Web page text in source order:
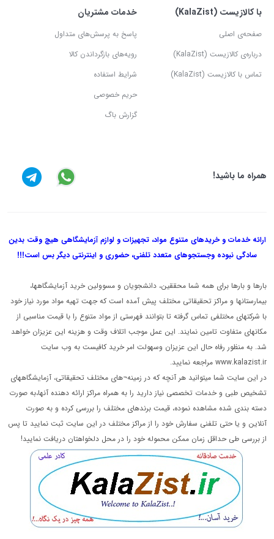
با کالازیست (KalaZist)
صفحه‌ی اصلی
درباره‌ی کالازیست (KalaZist)
تماس با کالازیست (KalaZist)
خدمات مشتریان
پاسخ به پرسش‌های متداول
رویه‌های بازگرداندن کالا
شرایط استفاده
حریم خصوصی
گزارش باگ
همراه ما باشید!
ارائه خدمات و خریدهای متنوع مواد، تجهیزات و لوازم آزمایشگاهی هیچ وقت بدین
سادگی نبوده وجستجوهای متعدد تلفنی، حضوری و اینترنتی دیگر بس است!!!
بارها و بارها برای همه شما محققین، دانشجویان و مسوولین خرید آزمایشگاهها،
بیمارستانها و مراکز تحقیقاتی مختلف پیش آمده است که جهت تهیه مواد مورد نیاز خود
با شرکتهای مختلفی تماس گرفته تا بتوانند فهرستی از مواد متنوع را با قیمت مناسبی از
مکانهای متفاوت تامین نمایند. این عمل موجب اتلاف وقت و هزینه این عزیزان خواهد
شد. به منظور رفاه حال این عزیزان وسهولت امر خرید کافیست به وب سایت
www.kalazist.ir مراجعه نمایید.
در این سایت شما میتوانید هر آنچه که در زمینه¬های مختلف تحقیقاتی، آزمایشگاههای
تشخیص طبی و خدمات تخصصی نیاز دارید را به همراه مراکز ارائه دهنده آنها،به صورت
دسته بندی شده مشاهده نموده، قیمت برندهای مختلف را بررسی کرده و به صورت
آنلاین و یا حتی تلفنی سفارش خود را از مراکز مختلف در این سایت ثبت نمایید تا پس
از بررسی طی حداقل زمان ممکن محموله خود را در محل دلخواهتان دریافت نمایید!